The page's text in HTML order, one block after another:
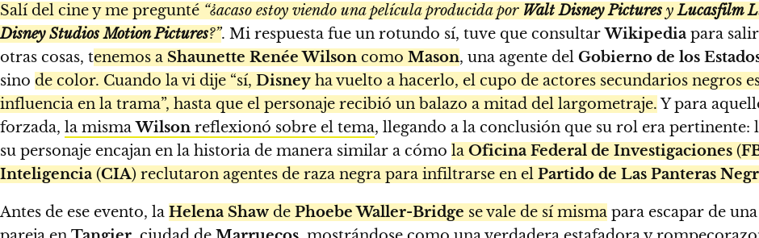
Salí del cine y me pregunté “¿acaso estoy viendo una película producida por Walt Disney Pictures yLucasfilm
Disney Studios Motion Pictures?”. Mi respuesta fue un rotundo sí, tuve que consultarWikipedia para
otras cosas, tenemos a Shaunette Renée Wilson como Mason, una agente del Gobierno de los
sino de color. Cuando la vi dije “sí, Disney ha vuelto a hacerlo, el cupo de actores secundarios negros
influencia en la trama”, hasta que el personaje recibió un balazo a mitad del largometraje. Y para
forzada, la mismaWilson reflexionó sobre el tema, llegando a la conclusión que su rol era pertinente:
su personaje encajan en la historia de manera similar a cómo la Oficina Federal de Investigaciones (
Inteligencia (CIA) reclutaron agentes de raza negra para infiltrarse en el Partido de Las Panteras
Antes de ese evento, la Helena Shaw de Phoebe Waller-Bridge se vale de sí misma para escapar de